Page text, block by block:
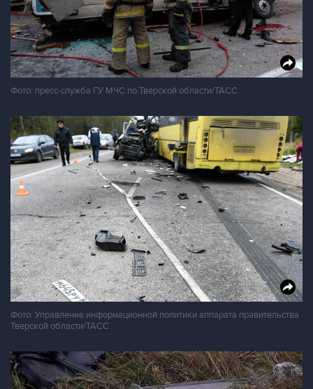
Фото: пресс-служба ГУ МЧС по Тверской области/ТАСС
Фото: Управление информационной политики аппарата правительства
Тверской области/ТАСС